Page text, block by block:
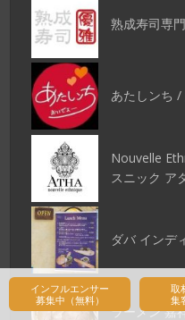
インフルエンサー
募集中（無料）
取
集
熟成寿司専
あたしンち /
Nouvelle
スニック ア
ダバ インデ
ラーメン 嘉